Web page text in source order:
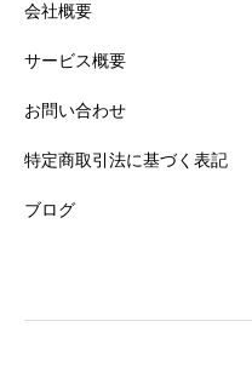
会社概要
サービス概要
お問い合わせ
特定商取引法に基づく表記
ブログ